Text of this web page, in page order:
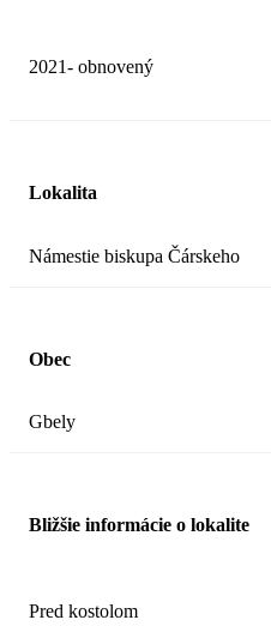
2021- obnovený
Lokalita
Námestie biskupa Čárskeho
Obec
Gbely
Bližšie informácie o lokalite
Pred kostolom